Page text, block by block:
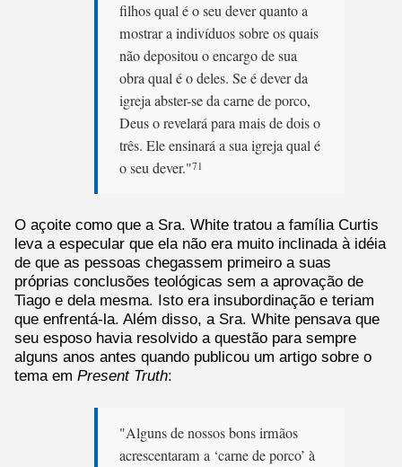
filhos qual é o seu dever quanto a
mostrar a indivíduos sobre os quais
não depositou o encargo de sua
obra qual é o deles. Se é dever da
igreja abster-se da carne de porco,
Deus o revelará para mais de dois o
três. Ele ensinará a sua igreja qual é
o seu dever."71
O açoite como que a Sra. White tratou a família Curtis
leva a especular que ela não era muito inclinada à idéia
de que as pessoas chegassem primeiro a suas
próprias conclusões teológicas sem a aprovação de
Tiago e dela mesma. Isto era insubordinação e teriam
que enfrentá-la. Além disso, a Sra. White pensava que
seu esposo havia resolvido a questão para sempre
alguns anos antes quando publicou um artigo sobre o
tema em Present Truth:
"Alguns de nossos bons irmãos
acrescentaram a ‘carne de porco’ à